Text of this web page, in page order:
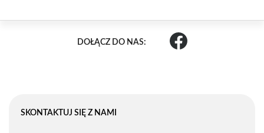
DOŁĄCZ DO NAS:
SKONTAKTUJ SIĘ Z NAMI